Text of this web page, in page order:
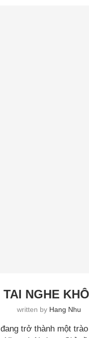
NGHE
written by Hang Nhu
trở thành một